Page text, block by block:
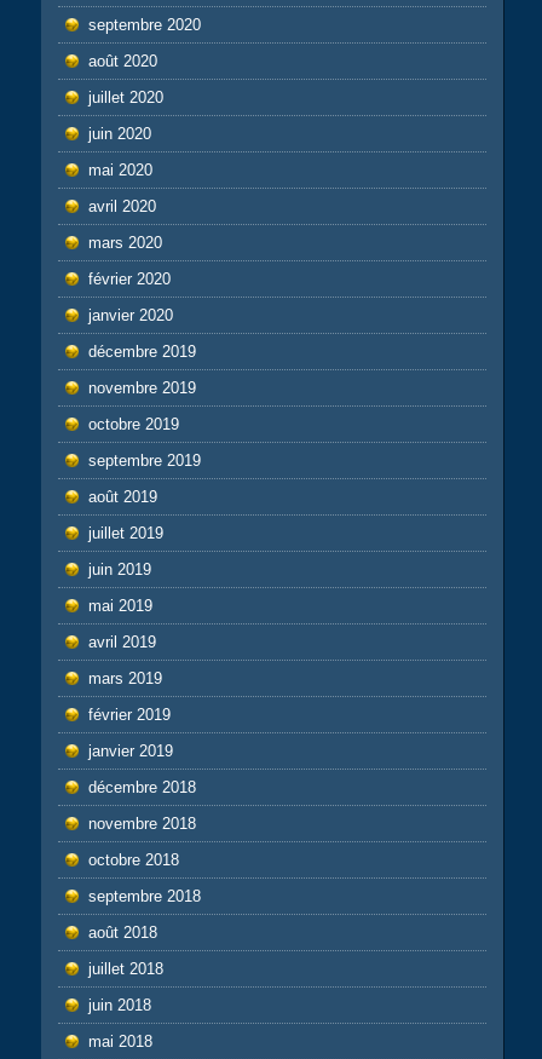
septembre 2020
août 2020
juillet 2020
juin 2020
mai 2020
avril 2020
mars 2020
février 2020
janvier 2020
décembre 2019
novembre 2019
octobre 2019
septembre 2019
août 2019
juillet 2019
juin 2019
mai 2019
avril 2019
mars 2019
février 2019
janvier 2019
décembre 2018
novembre 2018
octobre 2018
septembre 2018
août 2018
juillet 2018
juin 2018
mai 2018